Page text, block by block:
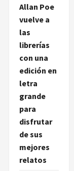
Allan Poe
vuelve a
las
librerías
con una
edición en
letra
grande
para
disfrutar
de sus
mejores
relatos